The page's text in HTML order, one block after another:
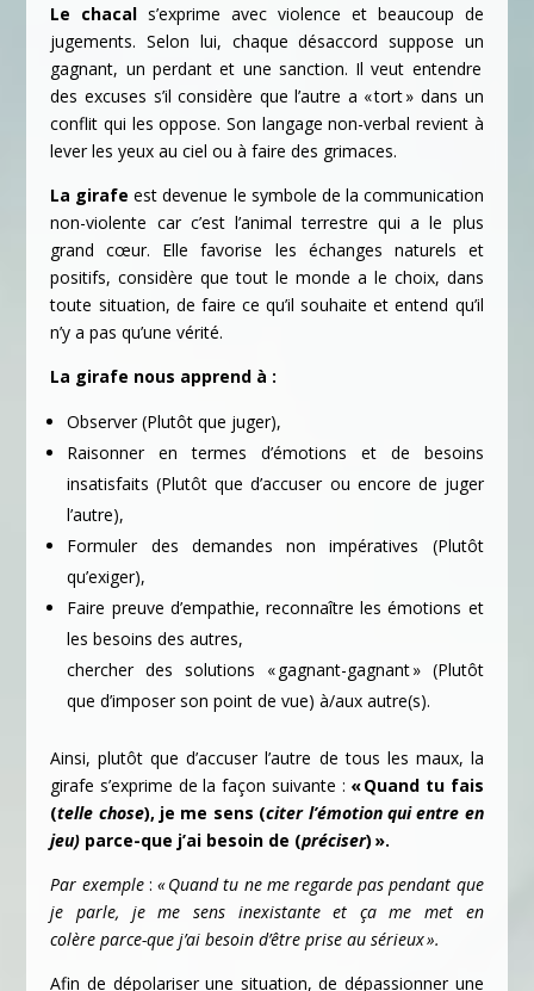
Le chacal s’exprime avec violence et beaucoup de
jugements. Selon lui, chaque désaccord suppose un
gagnant, un perdant et une sanction. Il veut entendre
des excuses s’il considère que l’autre a « tort » dans un
conflit qui les oppose. Son langage non-verbal revient à
lever les yeux au ciel ou à faire des grimaces.
La girafe est devenue le symbole de la communication
non-violente car c’est l’animal terrestre qui a le plus
grand cœur. Elle favorise les échanges naturels et
positifs, considère que tout le monde a le choix, dans
toute situation, de faire ce qu’il souhaite et entend qu’il
n’y a pas qu’une vérité.
La girafe nous apprend à :
Observer (Plutôt que juger),
Raisonner en termes d’émotions et de besoins
insatisfaits (Plutôt que d’accuser ou encore de juger
l’autre),
Formuler des demandes non impératives (Plutôt
qu’exiger),
Faire preuve d’empathie, reconnaître les émotions et
les besoins des autres,
chercher des solutions « gagnant-gagnant » (Plutôt
que d’imposer son point de vue) à/aux autre(s).
Ainsi, plutôt que d’accuser l’autre de tous les maux, la
girafe s’exprime de la façon suivante : « Quand tu fais
(telle chose), je me sens (citer l’émotion qui entre en
jeu) parce-que j’ai besoin de (préciser) ».
Par exemple:« Quand tu ne me regarde pas pendant que
je parle, je me sens inexistante et ça me met en
colère parce-que j’ai besoin d’être prise au sérieux ».
Afin de dépolariser une situation, de dépassionner une